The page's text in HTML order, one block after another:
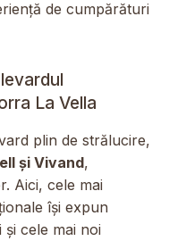
de cumpărături
La Vella
plin de strălucire,
și Vivand,
Aici, cele mai
își expun
cele mai noi